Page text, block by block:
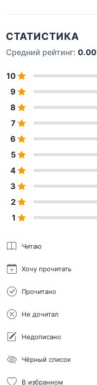
СТАТИСТИКА
Средний рейтинг: 0.00
10
9
8
7
6
5
4
3
2
1
Читаю
Хочу прочитать
Прочитано
Не дочитал
Недописано
Чёрный список
В избранном